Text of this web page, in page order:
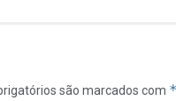
são marcados com *